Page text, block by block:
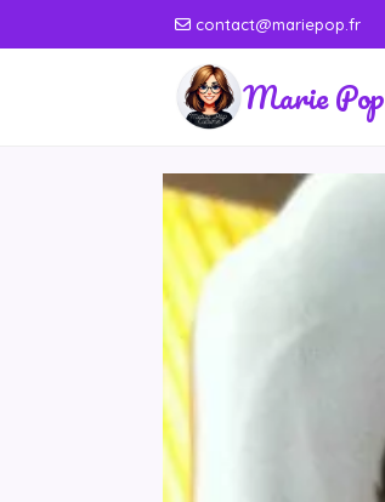
contact@mariepop.fr
Marie Pop